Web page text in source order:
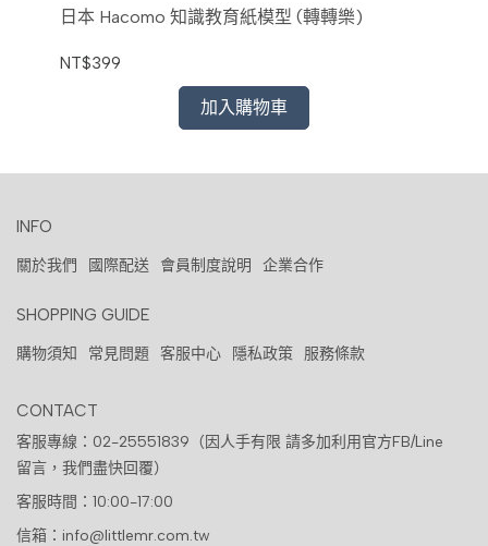
日本 Hacomo 知識教育紙模型 (轉轉樂)
NT$399
加入購物車
INFO
關於我們 國際配送 會員制度說明 企業合作
SHOPPING GUIDE
購物須知 常見問題 客服中心 隱私政策 服務條款
CONTACT
客服專線：02-25551839（因人手有限 請多加利用官方FB/Line
留言，我們盡快回覆）
客服時間：10:00-17:00
信箱：info@littlemr.com.tw